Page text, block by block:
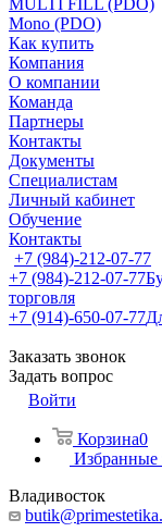
MULTI FILL (PDO)
Mono (PDO)
Как купить
Компания
О компании
Команда
Партнеры
Контакты
Документы
Специалистам
Личный кабинет
Обучение
Контакты
+7 (984)-212-07-77
+7 (984)-212-07-77
торговля
+7 (914)-650-07-77
Заказать звонок
Задать вопрос
Войти
Корзина0
Избранные
Владивосток